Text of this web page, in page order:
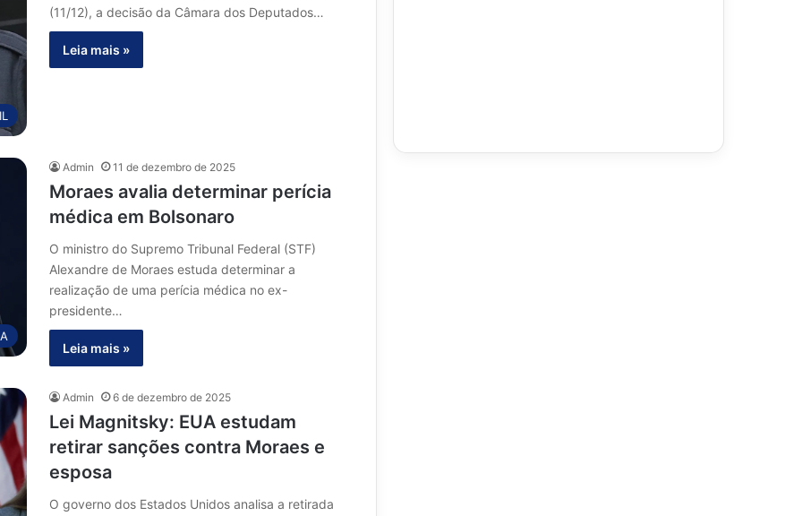
(11/12), a decisão da Câmara dos Deputados…
Leia mais »
Admin 11 de dezembro de 2025
Moraes avalia determinar perícia
médica em Bolsonaro
O ministro do Supremo Tribunal Federal (STF)
Alexandre de Moraes estuda determinar a
realização de uma perícia médica no ex-
presidente…
Leia mais »
Admin 6 de dezembro de 2025
Lei Magnitsky: EUA estudam
retirar sanções contra Moraes e
esposa
O governo dos Estados Unidos analisa a retirada